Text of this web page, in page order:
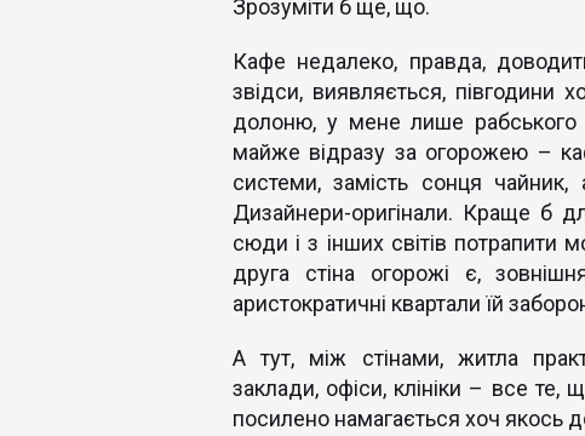
Зрозуміти б ще, що.
Кафе недалеко, правда,
звідси, виявляється, півгодини
долоню, у мене лише рабського
майже відразу за огорожею –
системи, замість сонця
Дизайнери-оригінали. Краще б
сюди і з інших світів потрапити
друга стіна огорожі є,
аристократичні квартали їй
А тут, між стінами, житла
заклади, офіси, клініки – все те,
посилено намагається хоч якось